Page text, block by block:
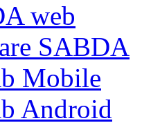
web
SABDA
Mobile
Android